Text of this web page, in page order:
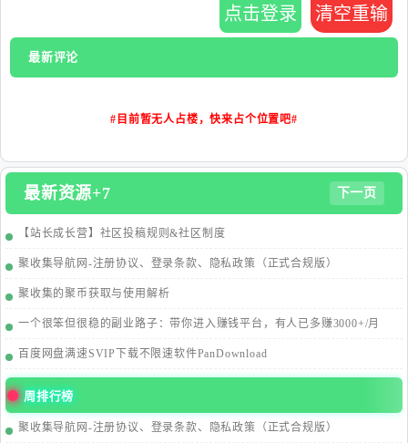
点击登录 清空重输
最新评论
#目前暂无人占楼，快来占个位置吧#
最新资源+7 下一页
【站长成长营】社区投稿规则&社区制度
聚收集导航网-注册协议、登录条款、隐私政策（正式合规版）
聚收集的聚币获取与使用解析
一个很笨但很稳的副业路子：带你进入赚钱平台，有人已多赚3000+/月
百度网盘满速SVIP下载不限速软件PanDownload
周排行榜
聚收集导航网-注册协议、登录条款、隐私政策（正式合规版）